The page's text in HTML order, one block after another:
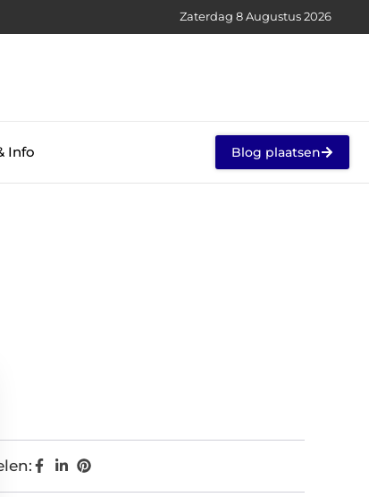
Zaterdag 8 Augustus 2026
Info Blog plaatsen